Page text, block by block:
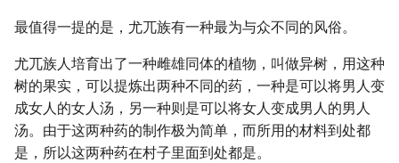
最值得一提的是，尤兀族有一种最为与众不同的风俗。
尤兀族人培育出了一种雌雄同体的植物，叫做异树，用这种
树的果实，可以提炼出两种不同的药，一种是可以将男人变
成女人的女人汤，另一种则是可以将女人变成男人的男人
汤。由于这两种药的制作极为简单，而所用的材料到处都
是，所以这两种药在村子里面到处都是。